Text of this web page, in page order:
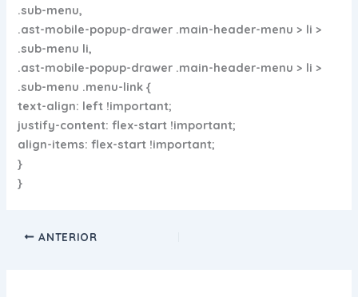
.sub-menu,
.ast-mobile-popup-drawer .main-header-menu > li >
.sub-menu li,
.ast-mobile-popup-drawer .main-header-menu > li >
.sub-menu .menu-link {
text-align: left !important;
justify-content: flex-start !important;
align-items: flex-start !important;
}
}
ANTERIOR